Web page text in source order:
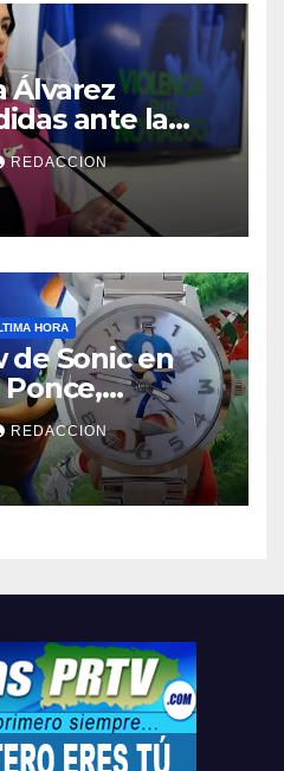
Álvarez
ante la
noviazgo
REDACCION
HORA
de Sonic en
Ponce,
Humacao,
el que
REDACCION